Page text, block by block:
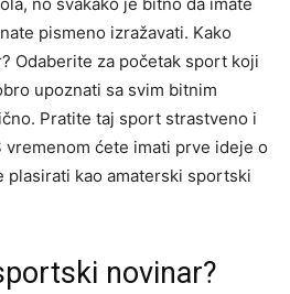
pismeno izražavati. Kako
Odaberite za početak sport koji
upoznati sa svim bitnim
Pratite taj sport strastveno i
vremenom ćete imati prve ideje o
kao amaterski sportski
novinar?